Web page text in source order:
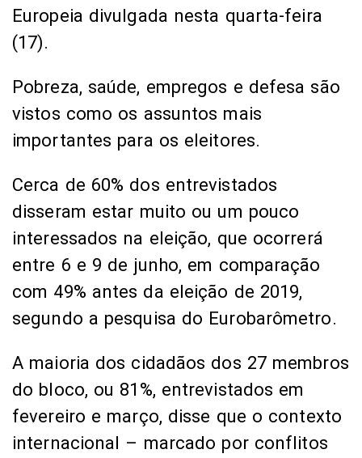
Europeia divulgada nesta quarta-feira
(17).
Pobreza, saúde, empregos e defesa são
vistos como os assuntos mais
importantes para os eleitores.
Cerca de 60% dos entrevistados
disseram estar muito ou um pouco
interessados na eleição, que ocorrerá
entre 6 e 9 de junho, em comparação
com 49% antes da eleição de 2019,
segundo a pesquisa do Eurobarômetro.
A maioria dos cidadãos dos 27 membros
do bloco, ou 81%, entrevistados em
fevereiro e março, disse que o contexto
internacional – marcado por conflitos